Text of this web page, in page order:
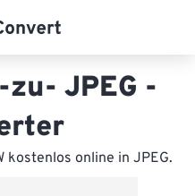
zu- JPEG -
kostenlos online in JPEG.